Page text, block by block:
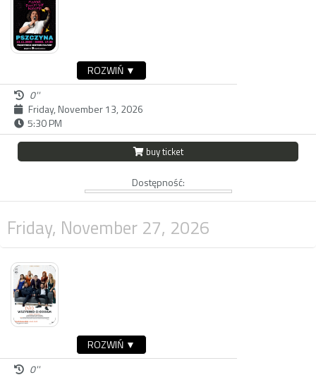
ROZWIŃ ▼
0''
Friday, November 13, 2026
5:30 PM
buy ticket
Dostępność:
Friday, November 27, 2026
ROZWIŃ ▼
0''